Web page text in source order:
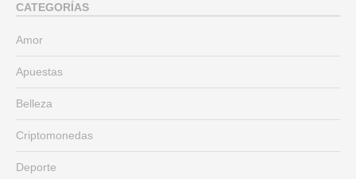
CATEGORÍAS
Amor
Apuestas
Belleza
Criptomonedas
Deporte